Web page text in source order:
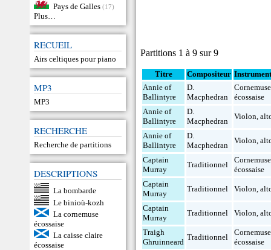
Pays de Galles (17)
Plus…
RECUEIL
Airs celtiques pour piano
MP3
MP3
RECHERCHE
Recherche de partitions
DESCRIPTIONS
La bombarde
Le binioù-kozh
La cornemuse
écossaise
La caisse claire
écossaise
Partitions 1 à 9 sur 9
Titre Compositeur
Annie of
Ballintyre
D.
Macphedran
Cornemuse
écossaise
Annie of
Ballintyre
D.
Macphedran
Violon,
Annie of
Ballintyre
D.
Macphedran
Violon,
Captain
Murray
Traditionnel
Cornemuse
écossaise
Captain
Murray
Traditionnel Violon,
Captain
Murray
Traditionnel Violon,
Traigh
Ghruinneard
Traditionnel
Cornemuse
écossaise